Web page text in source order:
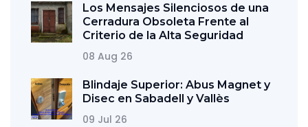
Los Mensajes Silenciosos de una
Cerradura Obsoleta Frente al
Criterio de la Alta Seguridad
08 Aug 26
Blindaje Superior: Abus Magnet y
Disec en Sabadell y Vallès
09 Jul 26